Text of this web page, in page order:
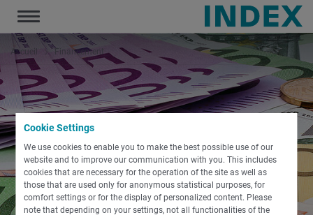
Cookie Settings
We use cookies to enable you to make the best possible use of our
website and to improve our communication with you. This includes
cookies that are necessary for the operation of the site as well as
those that are used only for anonymous statistical purposes, for
comfort settings or for the display of personalized content. Please
note that depending on your settings, not all functionalities of the
Toggle
navigation
Accueil Financement